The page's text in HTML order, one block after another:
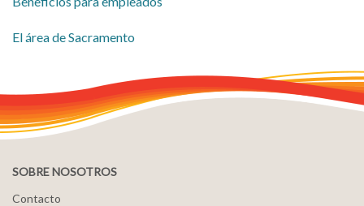
​El área de Sacramento
SOBRE NOSOTROS
Contacto